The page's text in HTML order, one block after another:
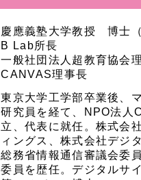
慶應義塾大学教授 博士
B Lab所長
一般社団法人超教育協会
CANVAS理事長
東京大学工学部卒業後、
研究員を経て、NPO法人
立、代表に就任。株式会
ィングス、株式会社デジ
総務省情報通信審議会委
委員を歴任。デジタルサ